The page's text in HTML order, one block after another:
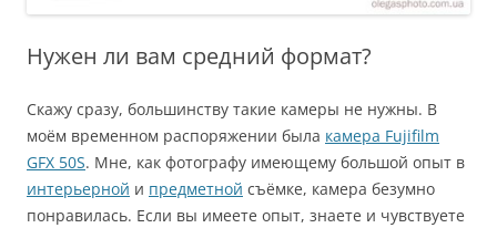
Нужен ли вам средний формат?
Скажу сразу, большинству такие камеры не нужны. В
моём временном распоряжении была камера Fujifilm
GFX 50S. Мне, как фотографу имеющему большой опыт в
интерьерной и предметной съёмке, камера безумно
понравилась. Если вы имеете опыт, знаете и чувствуете